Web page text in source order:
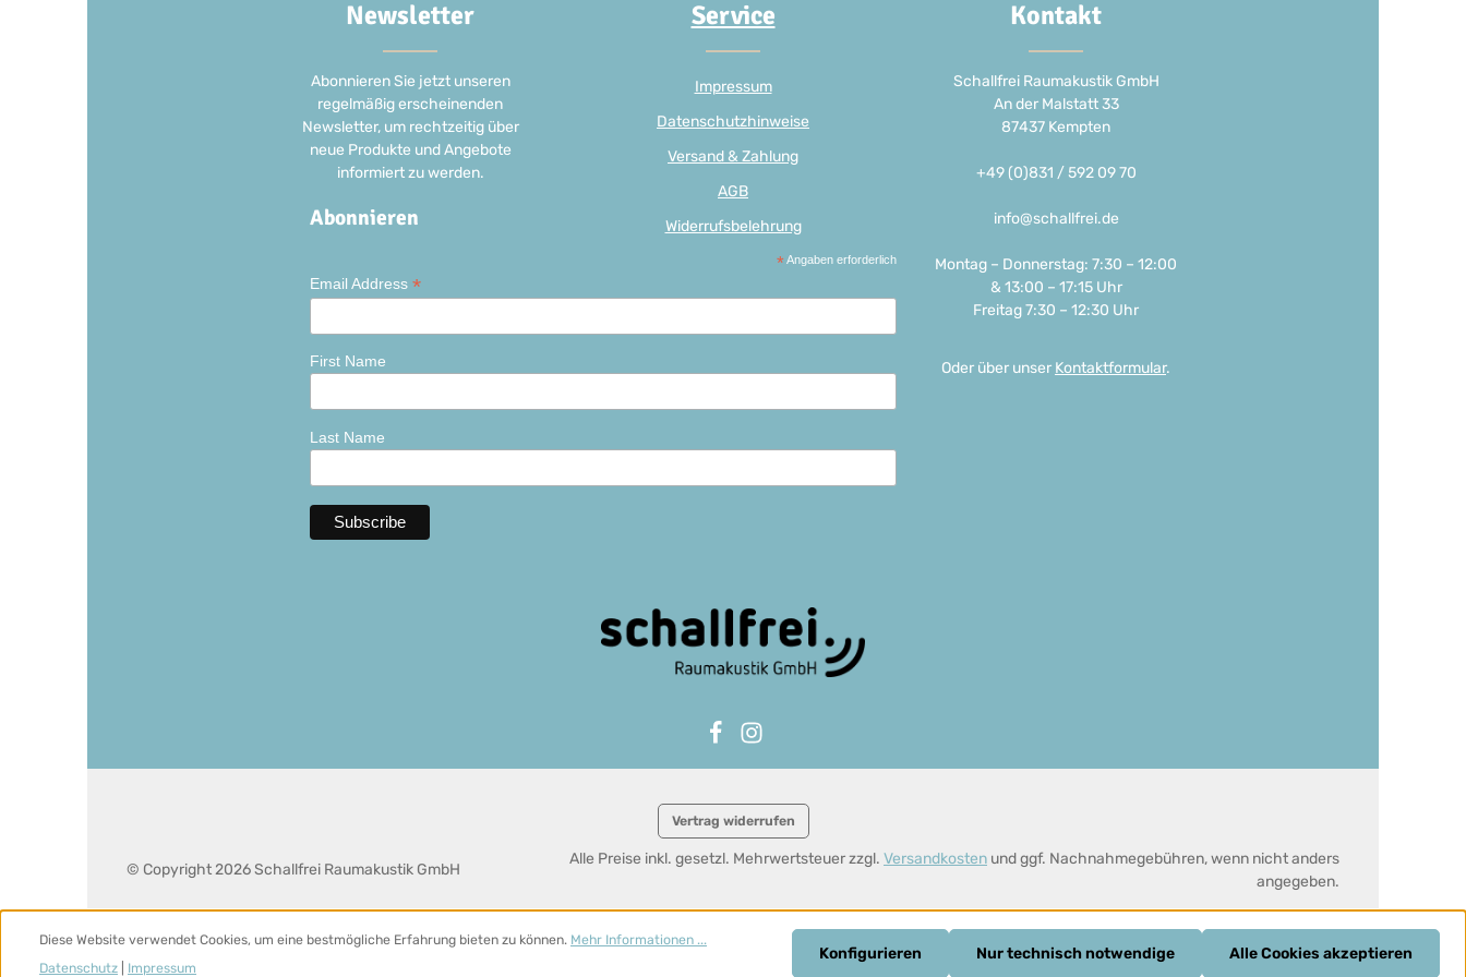
Newsletter
Abonnieren Sie jetzt unseren
regelmäßig erscheinenden
Newsletter, um rechtzeitig über
neue Produkte und Angebote
informiert zu werden.
Abonnieren
* Angaben erforderlich
Email Address *
First Name
Last Name
Service
Impressum
Datenschutzhinweise
Versand & Zahlung
AGB
Widerrufsbelehrung
Kontakt
Schallfrei Raumakustik GmbH
An der Malstatt 33
87437 Kempten
+49 (0)831 / 592 09 70
info@schallfrei.de
Montag – Donnerstag: 7:30 – 12:00
& 13:00 – 17:15 Uhr
Freitag 7:30 – 12:30 Uhr
Oder über unser Kontaktformular.
Vertrag widerrufen
© Copyright 2026 Schallfrei Raumakustik GmbH
Alle Preise inkl. gesetzl. Mehrwertsteuer zzgl. Versandkosten und ggf. Nachnahmegebühren, wenn nicht anders
angegeben.
Diese Website verwendet Cookies, um eine bestmögliche Erfahrung bieten zu können. Mehr Informationen ...
Datenschutz
Impressum
Nur technisch notwendige
Konfigurieren Alle Cookies akzeptieren